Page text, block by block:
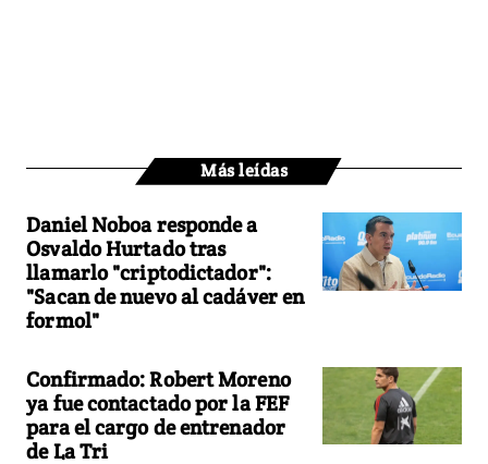
Más leídas
Daniel Noboa responde a
Osvaldo Hurtado tras
llamarlo "criptodictador":
"Sacan de nuevo al cadáver en
formol"
Confirmado: Robert Moreno
ya fue contactado por la FEF
para el cargo de entrenador
de La Tri